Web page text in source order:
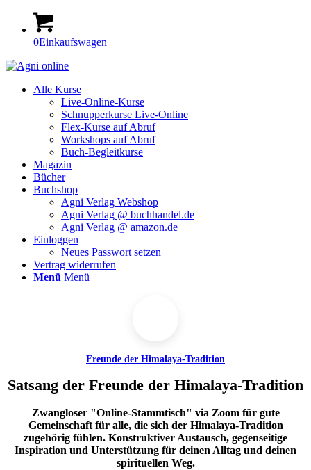
0Einkaufswagen
Alle Kurse
Live-Online-Kurse
Schnupperkurse Live-Online
Flex-Kurse auf Abruf
Workshops auf Abruf
Buch-Begleitkurse
Magazin
Bücher
Buchshop
Agni Verlag Webshop
Agni Verlag @ buchhandel.de
Agni Verlag @ amazon.de
Einloggen
Neues Passwort setzen
Vertrag widerrufen
Menü Menü
Freunde der Himalaya-Tradition
Satsang der Freunde der Himalaya-Tradition
Zwangloser "Online-Stammtisch" via Zoom für gute
Gemeinschaft für alle, die sich der Himalaya-Tradition
zugehörig fühlen. Konstruktiver Austausch, gegenseitige
Inspiration und Unterstützung für deinen Alltag und deinen
spirituellen Weg.